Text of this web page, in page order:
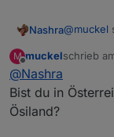
Nashra@muckel
Früher
Habe
M
Offline
muckelschrieb
zuletzt
@Nashra
Bist du in
Ösiland?